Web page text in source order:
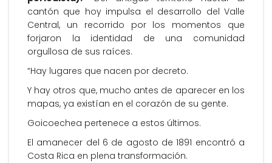
cantón que hoy impulsa el desarrollo del Valle
Central, un recorrido por los momentos que
forjaron la identidad de una comunidad
orgullosa de sus raíces.
“Hay lugares que nacen por decreto.
Y hay otros que, mucho antes de aparecer en los
mapas, ya existían en el corazón de su gente.
Goicoechea pertenece a estos últimos.
El amanecer del 6 de agosto de 1891 encontró a
Costa Rica en plena transformación.